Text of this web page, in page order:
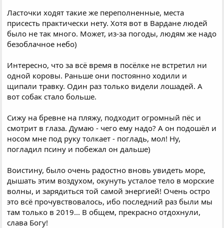
Ласточки ходят такие же переполненные, места
присесть практически нету. Хотя вот в Вардане людей
было не так много. Может, из-за погоды, людям же надо
безоблачное небо)
Интересно, что за всё время в посёлке не встретил ни
одной коровы. Раньше они постоянно ходили и
щипали травку. Один раз только видели лошадей. А
вот собак стало больше.
Сижу на бревне на пляжу, подходит огромный пёс и
смотрит в глаза. Думаю - чего ему надо? А он подошёл и
носом мне под руку толкает - погладь, мол! Ну,
погладил псину и побежал он дальше)
Воистину, было очень радостно вновь увидеть море,
дышать этим воздухом, окунуть усталое тело в морские
волны, и зарядиться той самой энергией! Очень остро
это всё прочувствовалось, ибо последний раз были мы
там только в 2019... В общем, прекрасно отдохнули,
слава Богу!